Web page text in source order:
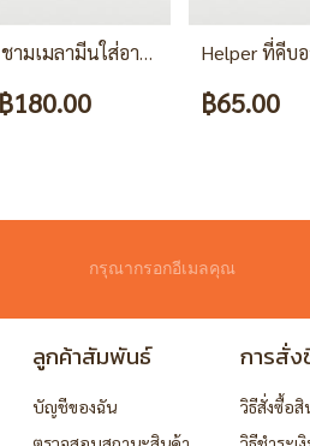
฿180.00
Helper ที่คีบ
฿65.00
ลูกค้าสัมพันธ์
บัญชีของฉัน
การสั่
วิธีสั่งซื้อสิ